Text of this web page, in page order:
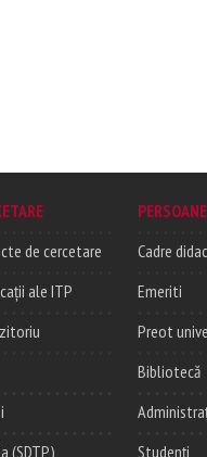
de cercetare
ale ITP
(SDTP)
PERSOANE
Cadre
Emeriti
Preot
Bibliotecă
Studenți